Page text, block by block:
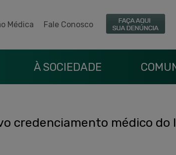
Médica Fale Conosco
À SOCIEDADE
credenciamento médico do